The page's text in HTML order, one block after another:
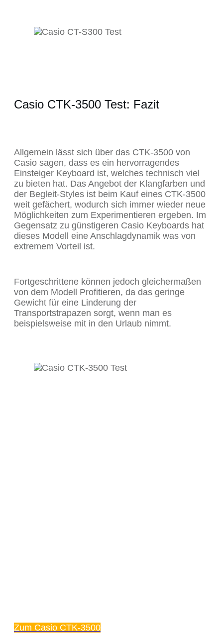
Casio CTK-3500 Test: Fazit
Allgemein lässt sich über das CTK-3500 von
Casio sagen, dass es ein hervorragendes
Einsteiger Keyboard ist, welches technisch viel
zu bieten hat. Das Angebot der Klangfarben und
der Begleit-Styles ist beim Kauf eines CTK-3500
weit gefächert, wodurch sich immer wieder neue
Möglichkeiten zum Experimentieren ergeben. Im
Gegensatz zu günstigeren Casio Keyboards hat
dieses Modell eine Anschlagdynamik was von
extremem Vorteil ist.
Fortgeschrittene können jedoch gleichermaßen
von dem Modell Profitieren, da das geringe
Gewicht für eine Linderung der
Transportstrapazen sorgt, wenn man es
beispielsweise mit in den Urlaub nimmt.
Zum Casio CTK-3500